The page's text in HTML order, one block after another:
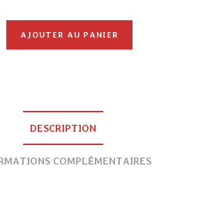
AJOUTER AU PANIER
DESCRIPTION
COMPLÉMENTAIRES